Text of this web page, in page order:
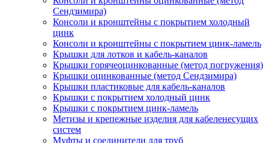
Сендзимира)
Консоли и кронштейны с покрытием холодный
цинк
Консоли и кронштейны с покрытием цинк-ламель
Крышки для лотков и кабель-каналов
Крышки горячеоцинкованные (метод погружения)
Крышки оцинкованные (метод Сендзимира)
Крышки пластиковые для кабель-каналов
Крышки с покрытием холодный цинк
Крышки с покрытием цинк-ламель
Метизы и крепежные изделия для кабеленесущих
систем
Муфты и соединители для труб